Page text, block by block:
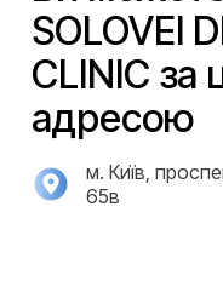
SOLOVEI
CLINIC за
адресою
м. Київ,
65в